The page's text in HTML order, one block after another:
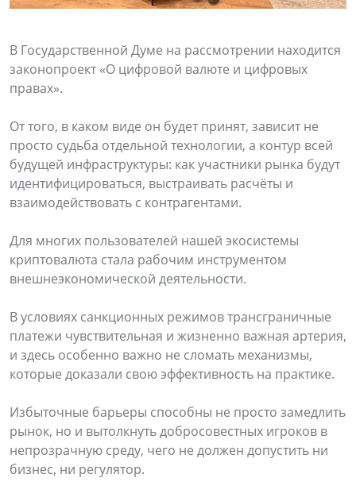
В Государственной Думе на рассмотрении находится
законопроект «О цифровой валюте и цифровых
правах».
От того, в каком виде он будет принят, зависит не
просто судьба отдельной технологии, а контур всей
будущей инфраструктуры: как участники рынка будут
идентифицироваться, выстраивать расчёты и
взаимодействовать с контрагентами.
Для многих пользователей нашей экосистемы
криптовалюта стала рабочим инструментом
внешнеэкономической деятельности.
В условиях санкционных режимов трансграничные
платежи чувствительная и жизненно важная артерия,
и здесь особенно важно не сломать механизмы,
которые доказали свою эффективность на практике.
Избыточные барьеры способны не просто замедлить
рынок, но и вытолкнуть добросовестных игроков в
непрозрачную среду, чего не должен допустить ни
бизнес, ни регулятор.